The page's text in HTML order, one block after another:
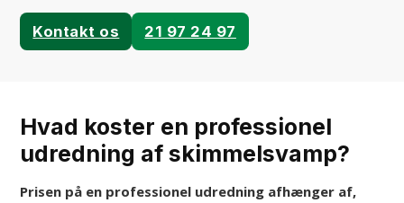
Kontakt os 21 97 24 97
Hvad koster en professionel
udredning af skimmelsvamp?
Prisen på en professionel udredning afhænger af,